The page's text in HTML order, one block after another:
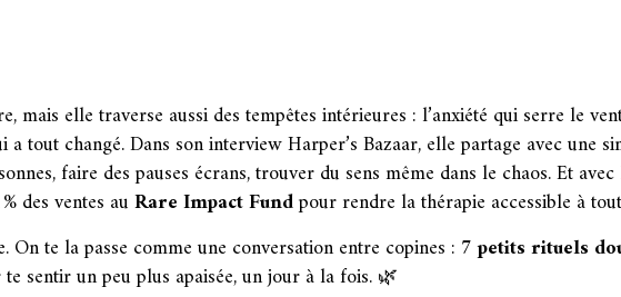
mais elle traverse aussi des tempêtes intérieures : l’anxiété qui serre le
tout changé. Dans son interview Harper’s Bazaar, elle partage avec une
faire des pauses écrans, trouver du sens même dans le chaos. Et avec
des ventes auRare Impact Fundpour rendre la thérapie accessible à
te la passe comme une conversation entre copines : 7 petits rituels
sentir un peu plus apaisée, un jour à la fois. 🌿